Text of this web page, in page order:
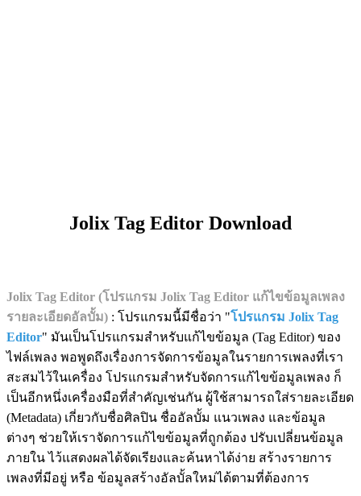
Jolix Tag Editor Download
Jolix Tag Editor (โปรแกรม Jolix Tag Editor แก้ไขข้อมูลเพลง
รายละเอียดอัลบั้ม) : โปรแกรมนี้มีชื่อว่า "โปรแกรม Jolix Tag
Editor" มันเป็นโปรแกรมสำหรับแก้ไขข้อมูล (Tag Editor) ของ
ไฟล์เพลง พอพูดถึงเรื่องการจัดการข้อมูลในรายการเพลงที่เรา
สะสมไว้ในเครื่อง โปรแกรมสำหรับจัดการแก้ไขข้อมูลเพลง ก็
เป็นอีกหนึ่งเครื่องมือที่สำคัญเช่นกัน ผู้ใช้สามารถใส่รายละเอียด
(Metadata) เกี่ยวกับชื่อศิลปิน ชื่ออัลบั้ม แนวเพลง และข้อมูล
ต่างๆ ช่วยให้เราจัดการแก้ไขข้อมูลที่ถูกต้อง ปรับเปลี่ยนข้อมูล
ภายใน ไว้แสดงผลได้จัดเรียงและค้นหาได้ง่าย สร้างรายการ
เพลงที่มีอยู่ หรือ ข้อมูลสร้างอัลบั้ลใหม่ได้ตามที่ต้องการ